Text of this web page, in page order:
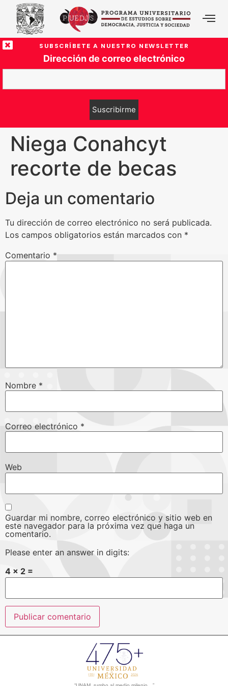
SUBSCRÍBETE A NUESTRO NEWSLETTER
Dirección de correo electrónico
Niega Conahcyt
recorte de becas
Deja un comentario
Tu dirección de correo electrónico no será publicada.
Los campos obligatorios están marcados con *
Comentario *
Nombre *
Correo electrónico *
Web
Guardar mi nombre, correo electrónico y sitio web en
este navegador para la próxima vez que haga un
comentario.
Please enter an answer in digits:
4 × 2 =